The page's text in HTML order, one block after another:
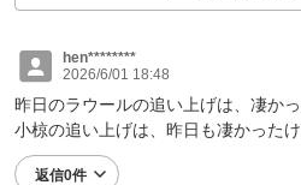
hen********
2026/6/01 18:48
昨日のラウールの追い上げは、凄かっ
小椋の追い上げは、昨日も凄かったけ
返信0件